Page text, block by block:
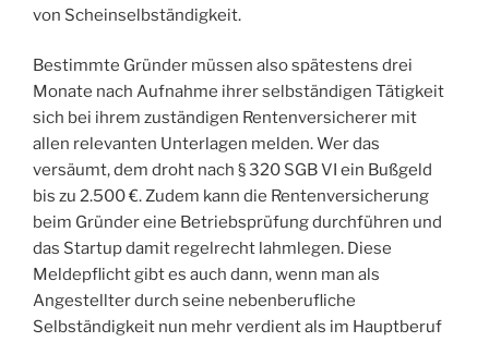
von Scheinselbständigkeit.
Bestimmte Gründer müssen also spätestens drei
Monate nach Aufnahme ihrer selbständigen Tätigkeit
sich bei ihrem zuständigen Rentenversicherer mit
allen relevanten Unterlagen melden. Wer das
versäumt, dem droht nach § 320 SGB VI ein Bußgeld
bis zu 2.500 €. Zudem kann die Rentenversicherung
beim Gründer eine Betriebsprüfung durchführen und
das Startup damit regelrecht lahmlegen. Diese
Meldepflicht gibt es auch dann, wenn man als
Angestellter durch seine nebenberufliche
Selbständigkeit nun mehr verdient als im Hauptberuf